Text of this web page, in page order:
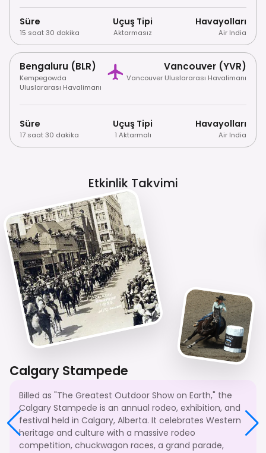
Süre
15 saat 30 dakika
Uçuş Tipi
Aktarmasız
Havayolları
Air India
Bengaluru (BLR)
Kempegowda
Uluslararası Havalimanı
Vancouver (YVR)
Vancouver Uluslararası Havalimanı
Süre
17 saat 30 dakika
Uçuş Tipi
1 Aktarmalı
Havayolları
Air India
Etkinlik Takvimi
Calgary Stampede
Billed as "The Greatest Outdoor Show on Earth," the
Calgary Stampede is an annual rodeo, exhibition, and
festival held in Calgary, Alberta. It celebrates Western
heritage and culture with a massive rodeo
competition, chuckwagon races, a grand parade,